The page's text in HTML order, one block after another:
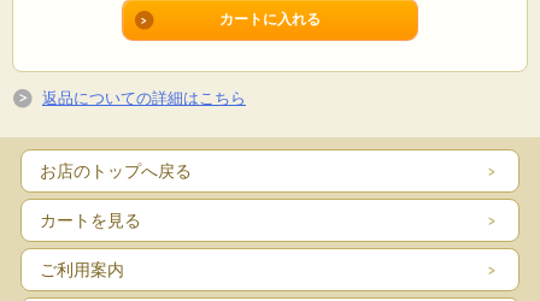
返品についての詳細はこちら
お店のトップへ戻る
カートを見る
ご利用案内